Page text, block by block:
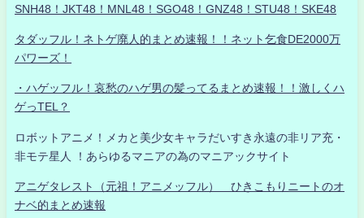
SNH48！JKT48！MNL48！SGO48！GNZ48！STU48！SKE48
タダッフル！ネトゲ廃人的まとめ速報！！ネット乞食DE2000万
パワーズ！
・ハゲッフル！哀愁のハゲ男の髪ってるまとめ速報！！激しくハ
ゲっTEL？
ロボットアニメ！メカと美少女キャラだいすき永遠の非リア充・
非モテ星人 ！あらゆるマニアの為のマニアックサイト
アニゲタレスト（元祖！アニメッフル） ひきこもりニートのオ
ナベ的まとめ速報